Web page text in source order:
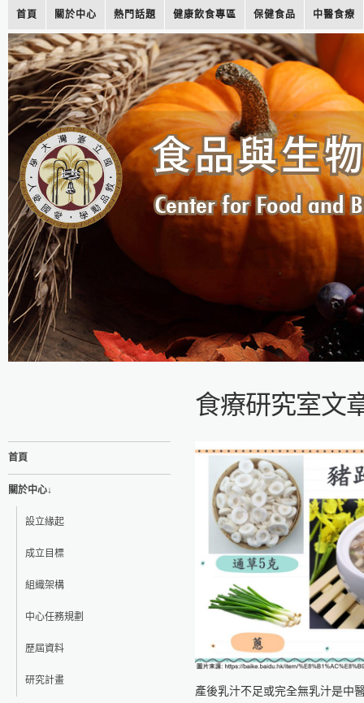
首頁 關於中心 熱門話題 健康飲食專區 保健食品 中醫食療
食療研究室文
首頁
關於中心↓
設立緣起
成立目標
組織架構
中心任務規劃
歷屆資料
研究計畫
產後乳汁不足或完全無乳汁是中